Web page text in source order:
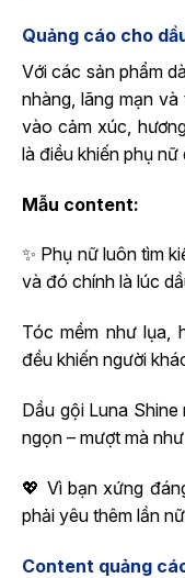
Quảng cáo cho
Với các sản phẩm
nhàng, lãng mạn
vào cảm xúc,
là điều khiến phụ nữ
Mẫu content:
✨ Phụ nữ luôn tìm
và đó chính là lúc
Tóc mềm như lụa,
đều khiến người
Dầu gội Luna
ngọn – mượt mà
💖 Vì bạn xứng
phải yêu thêm lần
Content quảng